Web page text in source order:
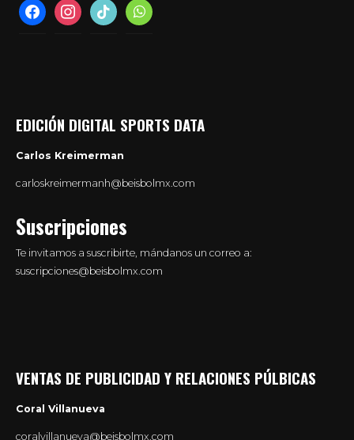
facebookinstagramtiktok whatsapp
EDICIÓN DIGITAL SPORTS DATA
Carlos Kreimerman
carloskreimermanh@beisbolmx.com
Suscripciones
Te invitamos a suscribirte, mándanos un correo a:
suscripciones@beisbolmx.com
VENTAS DE PUBLICIDAD Y RELACIONES PÚLBICAS
Coral Villanueva
coralvillanueva@beisbolmx.com